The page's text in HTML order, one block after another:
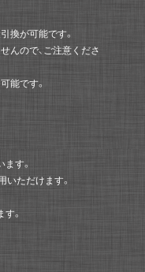
換が可能です。
んので、ご注意くださ
能です。
す。
いただけます。
。